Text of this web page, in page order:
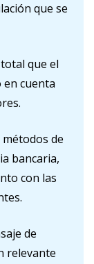
que se
que el
cuenta
de
bancaria,
con las
de
relevante